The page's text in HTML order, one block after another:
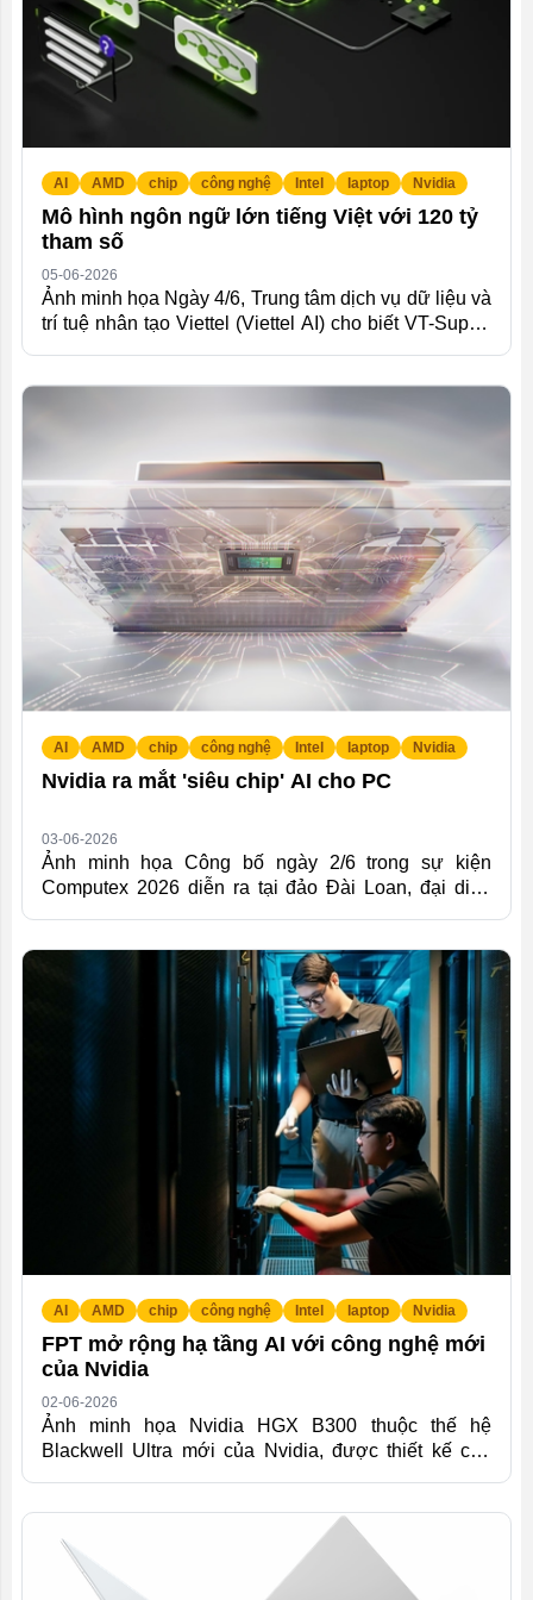
Majorana 1...
AI AMD chip công nghệ Intel laptop Nvidia
Mô hình ngôn ngữ lớn tiếng Việt với 120 tỷ
tham số
05-06-2026
Ảnh minh họa Ngày 4/6, Trung tâm dịch vụ dữ liệu và
trí tuệ nhân tạo Viettel (Viettel AI) cho biết VT-Super-
Nvidia Nemotron 3 Super, với quy mô 120 tỷ tham số.
cảnh dài của kiến trúc Nvidia Nemotron, VT-Super-
120B-A12B có thể duy trì mạch thông tin xuyên suốt
giữa nhiều tài liệu, quy...
AI AMD chip công nghệ Intel laptop Nvidia
Nvidia ra mắt 'siêu chip' AI cho PC
03-06-2026
Ảnh minh họa Công bố ngày 2/6 trong sự kiện
Computex 2026 diễn ra tại đảo Đài Loan, đại diện
giới thiệu RTX Spark là "siêu chip", kết hợp CPU
Arm Grace và GPU Blackwell RTX trên cùng một
kiến trúc thống nhất. Chip có tối đa 20 nhân CPU,
GPU Blackwell với 6.144 nhân CUDA, hiệu năng AI
đạt tới 1 petaflop FP4 và hỗ trợ...
AI AMD chip công nghệ Intel laptop Nvidia
FPT mở rộng hạ tầng AI với công nghệ mới
của Nvidia
02-06-2026
Ảnh minh họa Nvidia HGX B300 thuộc thế hệ
Blackwell Ultra mới của Nvidia, được thiết kế cho
nhớ lên tới 2,1 TB mỗi node, cho phép triển khai các
mô hình AI có quy mô lớn, ứng dụng đa phương thức
và những bài toán yêu cầu xử lý lượng dữ liệu ngữ